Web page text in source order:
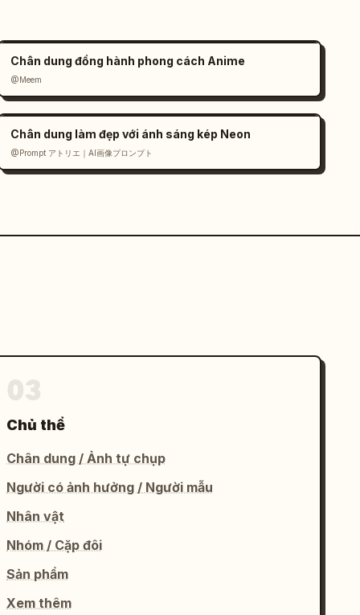
Chân dung đồng hành phong cách Anime
@Meem
Chân dung làm đẹp với ánh sáng kép Neon
@Prompt アトリエ｜AI画像プロンプト
Chủ thể
Chân dung / Ảnh tự chụp
Người có ảnh hưởng / Người mẫu
Nhân vật
Nhóm / Cặp đôi
Sản phẩm
Xem thêm